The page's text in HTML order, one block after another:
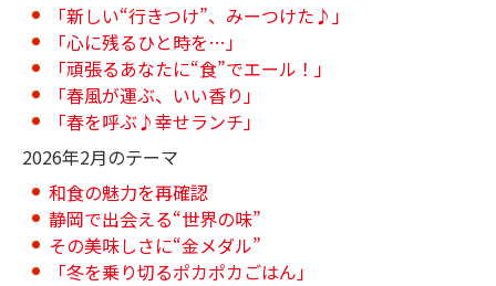
「新しい“行きつけ”、みーつけた♪」
「心に残るひと時を…」
「頑張るあなたに“食”でエール！」
「春風が運ぶ、いい香り」
「春を呼ぶ♪幸せランチ」
2026年2月のテーマ
和食の魅力を再確認
静岡で出会える“世界の味”
その美味しさに“金メダル”
「冬を乗り切るポカポカごはん」